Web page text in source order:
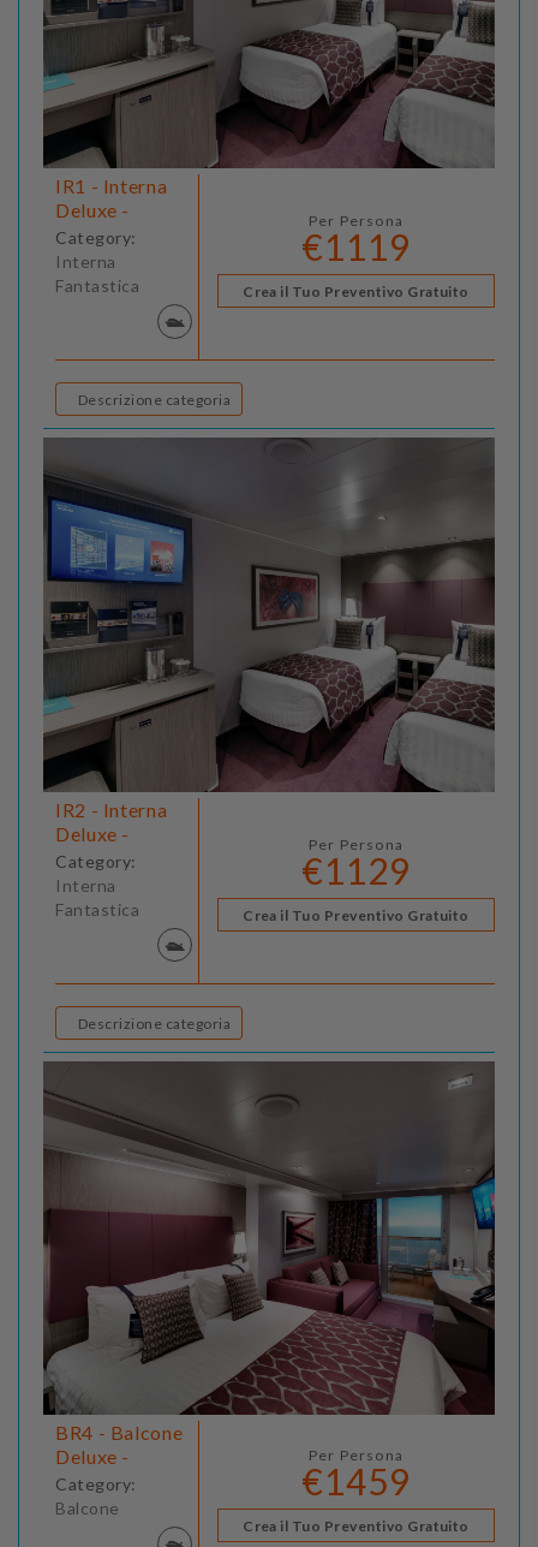
IR1 - Interna
Deluxe -
Category:
Interna
Fantastica
Per Persona
€1119
Crea il Tuo Preventivo Gratuito
Descrizione categoria
IR2 - Interna
Deluxe -
Category:
Interna
Fantastica
Per Persona
€1129
Crea il Tuo Preventivo Gratuito
Descrizione categoria
BR4 - Balcone
Deluxe -
Category:
Balcone
Per Persona
€1459
Crea il Tuo Preventivo Gratuito